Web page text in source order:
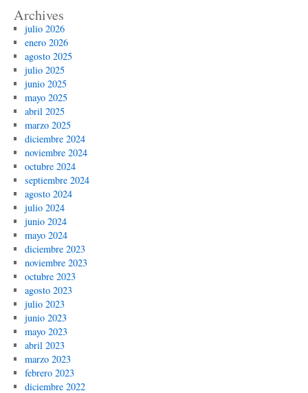
Archives
julio 2026
enero 2026
agosto 2025
julio 2025
junio 2025
mayo 2025
abril 2025
marzo 2025
diciembre 2024
noviembre 2024
octubre 2024
septiembre 2024
agosto 2024
julio 2024
junio 2024
mayo 2024
diciembre 2023
noviembre 2023
octubre 2023
agosto 2023
julio 2023
junio 2023
mayo 2023
abril 2023
marzo 2023
febrero 2023
diciembre 2022